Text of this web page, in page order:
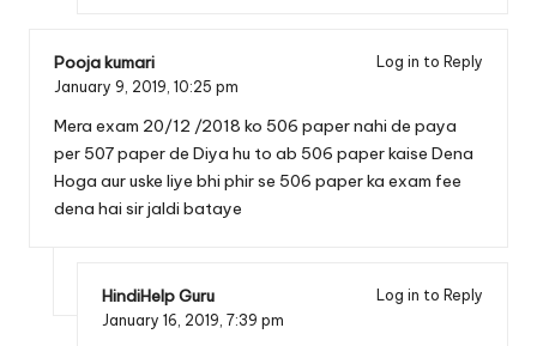
Pooja kumari
Log in to Reply
January 9, 2019, 10:25 pm
Mera exam 20/12 /2018 ko 506 paper nahi de paya
per 507 paper de Diya hu to ab 506 paper kaise Dena
Hoga aur uske liye bhi phir se 506 paper ka exam fee
dena hai sir jaldi bataye
HindiHelp Guru
Log in to Reply
January 16, 2019, 7:39 pm